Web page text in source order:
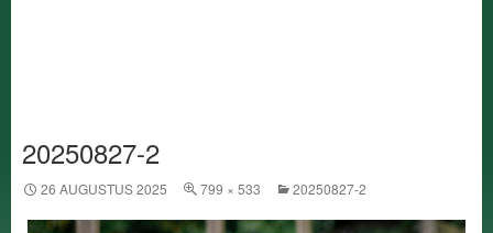
20250827-2
26 AUGUSTUS 2025 799 × 533 20250827-2